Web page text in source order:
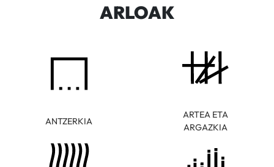
ARLOAK
ANTZERKIA
ARTEA ETA
ARGAZKIA